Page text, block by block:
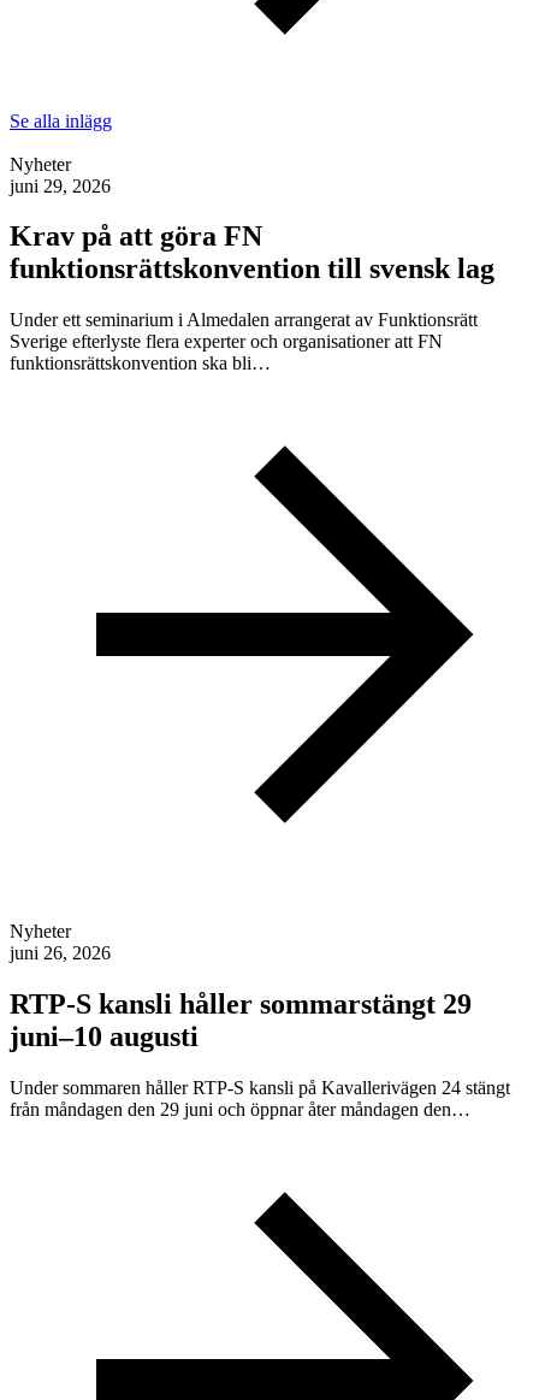
Se alla inlägg
Nyheter
juni 29, 2026
Krav på att göra FN
funktionsrättskonvention till svensk lag
Under ett seminarium i Almedalen arrangerat av Funktionsrätt
Sverige efterlyste flera experter och organisationer att FN
funktionsrättskonvention ska bli…
Nyheter
juni 26, 2026
RTP-S kansli håller sommarstängt 29
juni–10 augusti
Under sommaren håller RTP-S kansli på Kavallerivägen 24 stängt
från måndagen den 29 juni och öppnar åter måndagen den…